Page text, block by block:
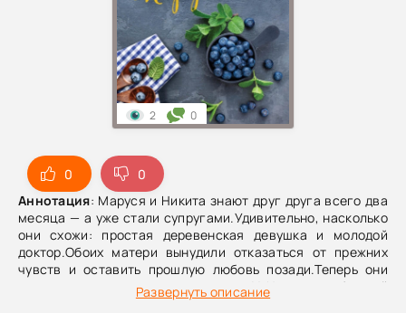
0
0
Аннотация: Маруся и Никита знают друг друга всего два
месяца — а уже стали супругами.Удивительно, насколько
они схожи: простая деревенская девушка и молодой
доктор.Обоих матери вынудили отказаться от прежних
чувств и оставить прошлую любовь позади.Теперь они
покорно строят совместную жизнь.У Никиты от бывшей
жены скоро появится ребенок, но сам он об этом даже не
Развернуть описание
2 0